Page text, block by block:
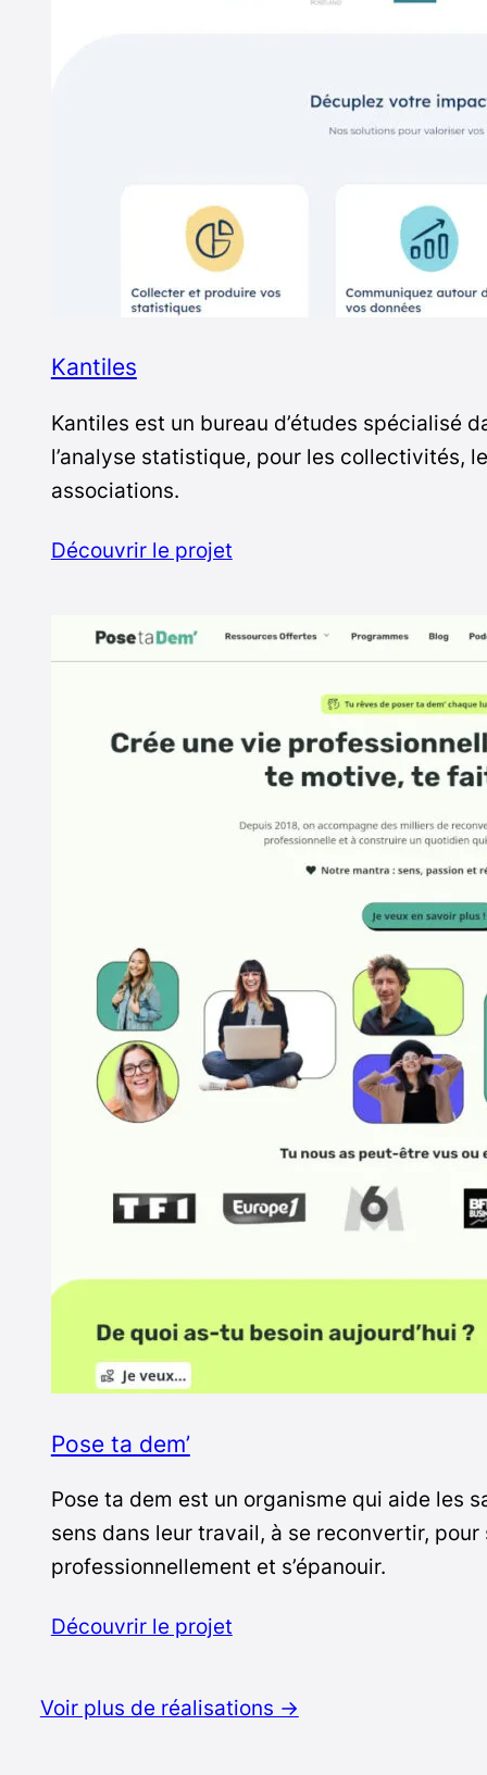
Kantiles
Kantiles est un bureau d’études spécialisé
l’analyse statistique, pour les collectivités,
associations.
Découvrir le projet
Pose ta dem’
Pose ta dem est un organisme qui aide les
sens dans leur travail, à se reconvertir,
professionnellement et s’épanouir.
Découvrir le projet
Voir plus de réalisations ->